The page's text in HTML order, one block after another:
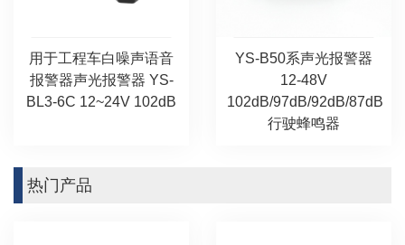
用于工程车白噪声语音
报警器声光报警器 YS-
BL3-6C 12~24V 102dB
YS-B50系声光报警器
12-48V
102dB/97dB/92dB/87dB
行驶蜂鸣器
热门产品